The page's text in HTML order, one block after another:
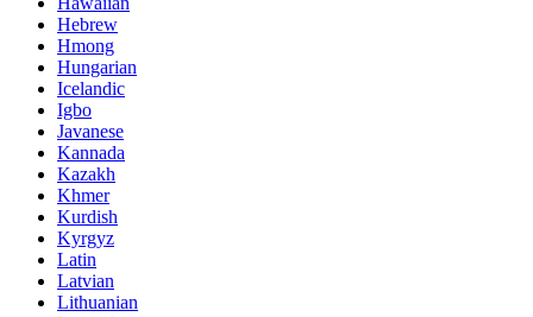
Hebrew
Hmong
Hungarian
Icelandic
Igbo
Javanese
Kannada
Kazakh
Khmer
Kurdish
Kyrgyz
Latin
Latvian
Lithuanian